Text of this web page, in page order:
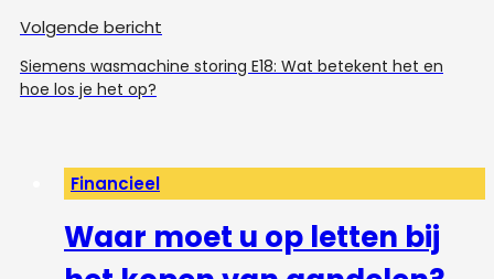
Volgende bericht
Siemens wasmachine storing E18: Wat betekent het en
hoe los je het op?
Financieel
Waar moet u op letten bij